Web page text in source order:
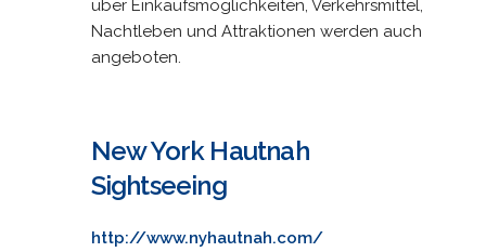
über Einkaufsmöglichkeiten, Verkehrsmittel,
Nachtleben und Attraktionen werden auch
angeboten.
New York Hautnah
Sightseeing
http://www.nyhautnah.com/